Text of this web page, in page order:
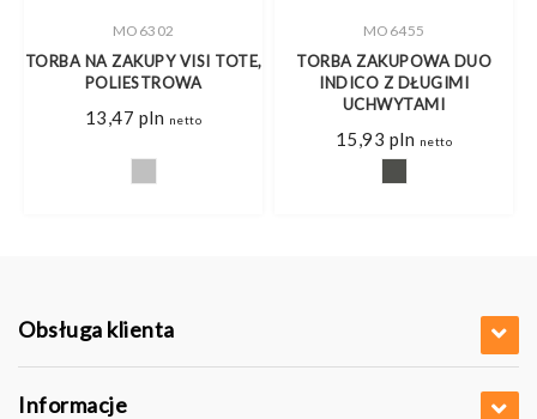
MO6302
TORBA NA ZAKUPY VISI TOTE,
POLIESTROWA
13,47 pln netto
MO6455
TORBA ZAKUPOWA DUO
INDICO Z DŁUGIMI
UCHWYTAMI
15,93 pln netto
Obsługa klienta
Informacje